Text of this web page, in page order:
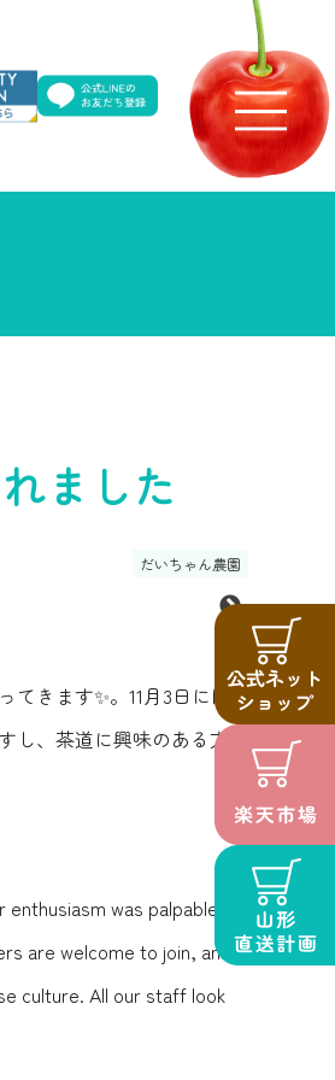
ました
だいちゃん農園
きます✨。11月3日には
、茶道に興味のある方も
was palpable✨.
are welcome to join, and
culture. All our staff look